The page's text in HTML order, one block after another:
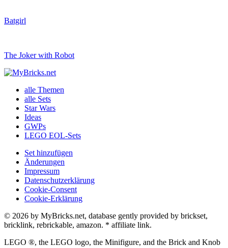
Batgirl
The Joker with Robot
alle Themen
alle Sets
Star Wars
Ideas
GWPs
LEGO EOL-Sets
Set hinzufügen
Änderungen
Impressum
Datenschutzerklärung
Cookie-Consent
Cookie-Erklärung
© 2026 by MyBricks.net, database gently provided by brickset,
bricklink, rebrickable, amazon. * affiliate link.
LEGO ®, the LEGO logo, the Minifigure, and the Brick and Knob